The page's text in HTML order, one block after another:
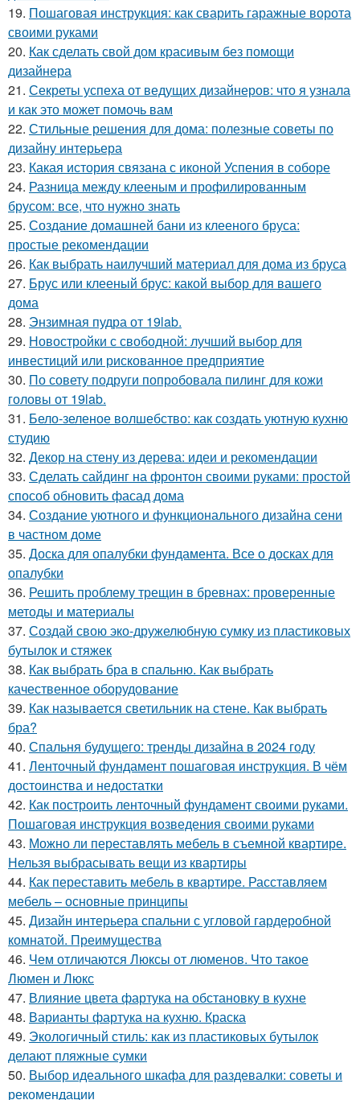
19. Пошаговая инструкция: как сварить гаражные ворота
своими руками
20. Как сделать свой дом красивым без помощи
дизайнера
21. Секреты успеха от ведущих дизайнеров: что я узнала
и как это может помочь вам
22. Стильные решения для дома: полезные советы по
дизайну интерьера
23. Какая история связана с иконой Успения в соборе
24. Разница между клееным и профилированным
брусом: все, что нужно знать
25. Создание домашней бани из клееного бруса:
простые рекомендации
26. Как выбрать наилучший материал для дома из бруса
27. Брус или клееный брус: какой выбор для вашего
дома
28. Энзимная пудра от 19lab.
29. Новостройки с свободной: лучший выбор для
инвестиций или рискованное предприятие
30. По совету подруги попробовала пилинг для кожи
головы от 19lab.
31. Бело-зеленое волшебство: как создать уютную кухню
студию
32. Декор на стену из дерева: идеи и рекомендации
33. Сделать сайдинг на фронтон своими руками: простой
способ обновить фасад дома
34. Создание уютного и функционального дизайна сени
в частном доме
35. Доска для опалубки фундамента. Все о досках для
опалубки
36. Решить проблему трещин в бревнах: проверенные
методы и материалы
37. Создай свою эко-дружелюбную сумку из пластиковых
бутылок и стяжек
38. Как выбрать бра в спальню. Как выбрать
качественное оборудование
39. Как называется светильник на стене. Как выбрать
бра?
40. Спальня будущего: тренды дизайна в 2024 году
41. Ленточный фундамент пошаговая инструкция. В чём
достоинства и недостатки
42. Как построить ленточный фундамент своими руками.
Пошаговая инструкция возведения своими руками
43. Можно ли переставлять мебель в съемной квартире.
Нельзя выбрасывать вещи из квартиры
44. Как переставить мебель в квартире. Расставляем
мебель – основные принципы
45. Дизайн интерьера спальни с угловой гардеробной
комнатой. Преимущества
46. Чем отличаются Люксы от люменов. Что такое
Люмен и Люкс
47. Влияние цвета фартука на обстановку в кухне
48. Варианты фартука на кухню. Краска
49. Экологичный стиль: как из пластиковых бутылок
делают пляжные сумки
50. Выбор идеального шкафа для раздевалки: советы и
рекомендации